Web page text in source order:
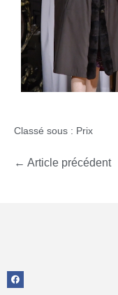
Classé sous : Prix
← Article précédent